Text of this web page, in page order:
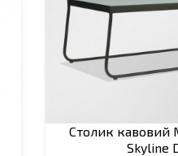
Столик кавовий
Skyline